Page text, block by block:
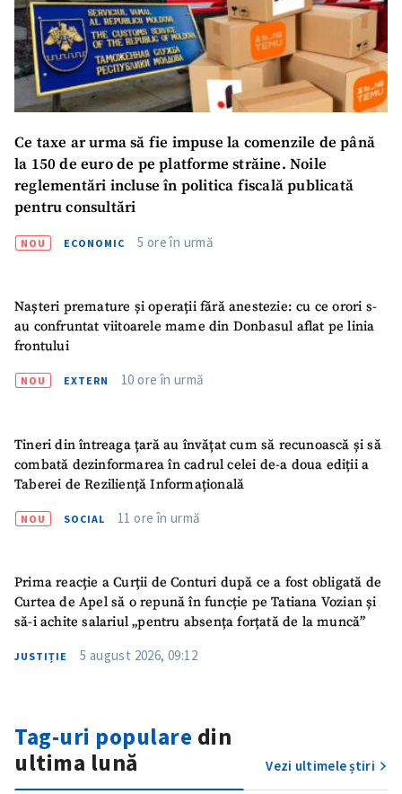
Ce taxe ar urma să fie impuse la comenzile de până
la 150 de euro de pe platforme străine. Noile
reglementări incluse în politica fiscală publicată
pentru consultări
NOU ECONOMIC 5 ore în urmă
Nașteri premature și operații fără anestezie: cu ce orori s-
au confruntat viitoarele mame din Donbasul aflat pe linia
frontului
NOU EXTERN 10 ore în urmă
Tineri din întreaga țară au învățat cum să recunoască și să
combată dezinformarea în cadrul celei de-a doua ediții a
Taberei de Reziliență Informațională
NOU SOCIAL 11 ore în urmă
Prima reacție a Curții de Conturi după ce a fost obligată de
Curtea de Apel să o repună în funcție pe Tatiana Vozian și
să-i achite salariul „pentru absența forțată de la muncă”
JUSTIȚIE 5 august 2026, 09:12
Tag-uri populare din
ultima lună
Vezi ultimele știri
ȘTIREA MEA
Fotografie
+ Încarcă imagine
Link media+ Link media
Mesajul știrei
+ Mesajul știrei
Nume+ Numele meu
Email+ Emailul meu
Am citit și sunt de
acord cu
confidențialitate.